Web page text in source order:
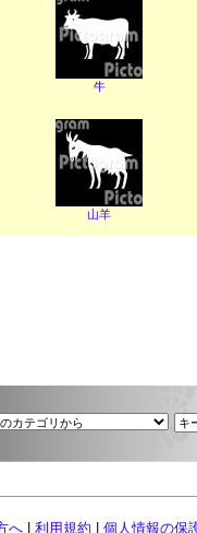
牛
山羊
へ 利用規約 個人情報の保